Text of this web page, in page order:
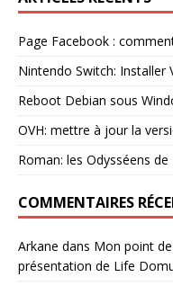
Page Facebook :
Nintendo Switch: Installer
Reboot Debian sous
OVH: mettre à jour la
Roman: les Odysséens
COMMENTAIRES
Arkane dans Mon point
présentation de Life